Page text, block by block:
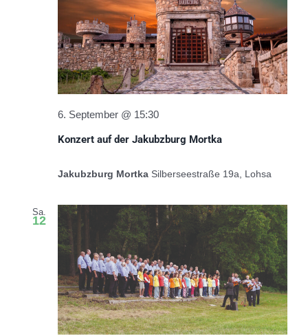
Konzert auf der Jakubzburg Mortka
6. September @ 15:30
Jakubzburg Mortka Silberseestraße 19a, Lohsa
Sa.
12